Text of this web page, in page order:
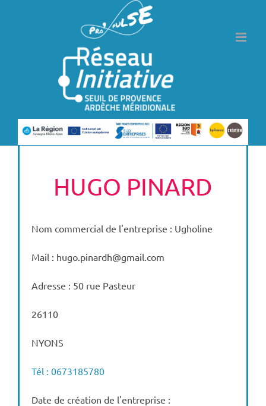
HUGO PINARD
Nom commercial de l'entreprise : Ugholine
Mail : hugo.pinardh@gmail.com
Adresse : 50 rue Pasteur
26110
NYONS
Tél : 0673185780
Date de création de l'entreprise :